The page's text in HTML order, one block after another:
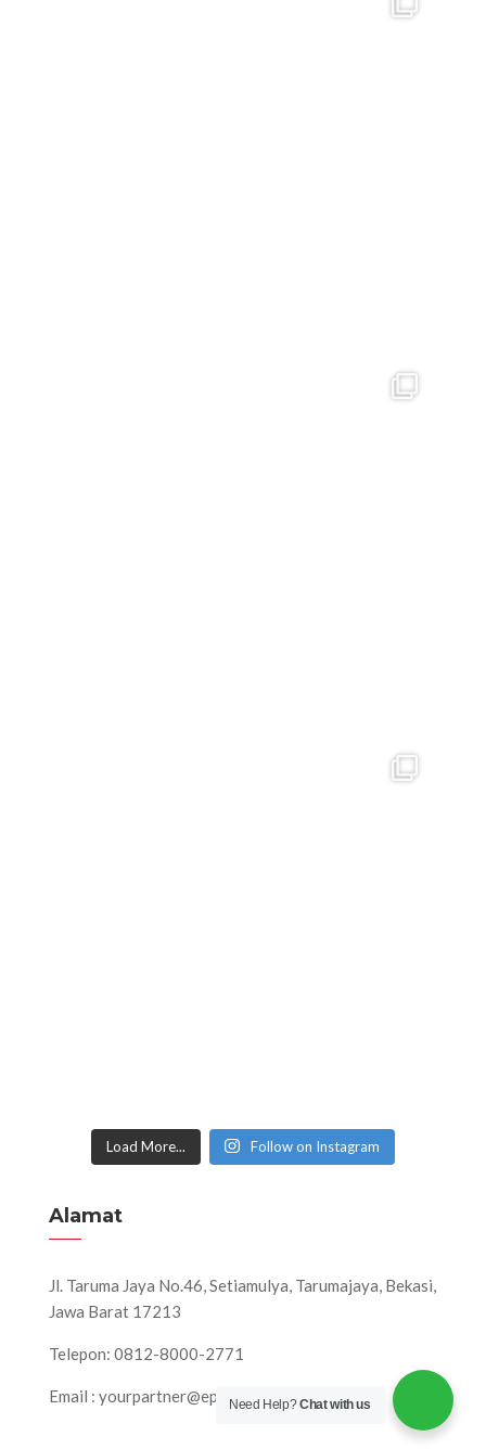
Load More... Follow on Instagram
Alamat
Jl. Taruma Jaya No.46, Setiamulya, Tarumajaya, Bekasi,
Jawa Barat 17213
Telepon: 0812-8000-2771
Email : yourpartner@eps-production.com
Need Help?Chat with us